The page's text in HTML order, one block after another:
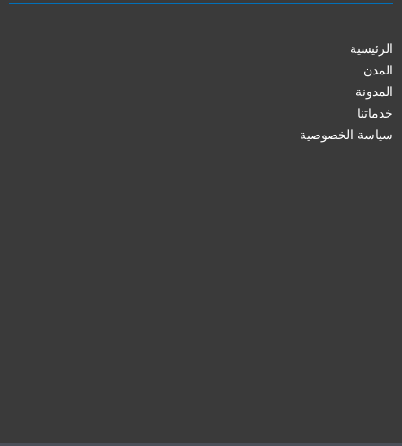
الرئيسية
المدن
المدونة
خدماتنا
سياسة الخصوصية